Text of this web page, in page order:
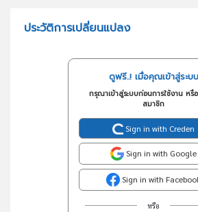
ประวัติการเปลี่ยนแปลง
ดูฟรี..! เมื่อคุณเข้าสู่ระบบ
กรุณาเข้าสู่ระบบก่อนการใช้งาน หรื
สมาชิก
Sign in with Creden
Sign in with Google
Sign in with
หรือ